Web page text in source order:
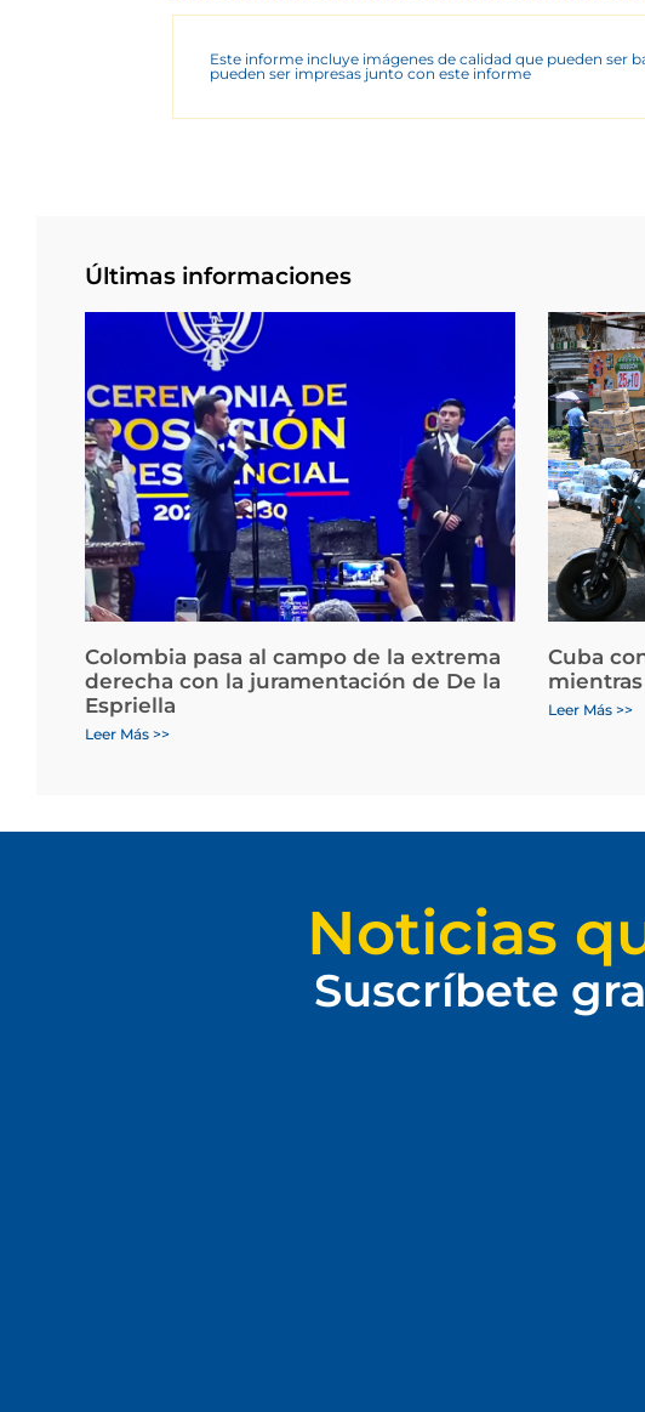
Este informe incluye imágenes de calidad que pueden ser
pueden ser impresas junto con este informe
Últimas informaciones
Colombia pasa al campo de la extrema
derecha con la juramentación de De la
Espriella
Leer Más >>
Cuba
Leer Más >>
Noticias
Suscríbete